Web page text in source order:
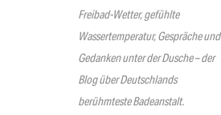
Freibad-Wetter, gefühlte
Wassertemperatur, Gespräche und
Gedanken unter der Dusche – der
Blog über Deutschlands
berühmteste Badeanstalt.